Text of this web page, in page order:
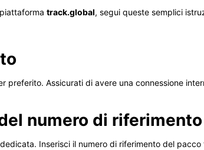
track.global, segui queste semplici
preferito. Assicurati di avere una connessione
numero di riferimento
Inserisci il numero di riferimento del